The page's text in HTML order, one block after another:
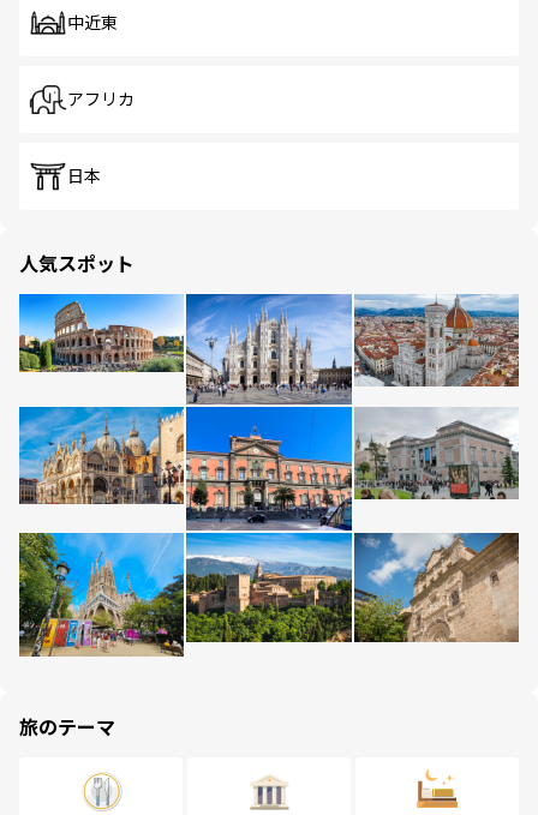
中近東
アフリカ
日本
人気スポット
旅のテーマ